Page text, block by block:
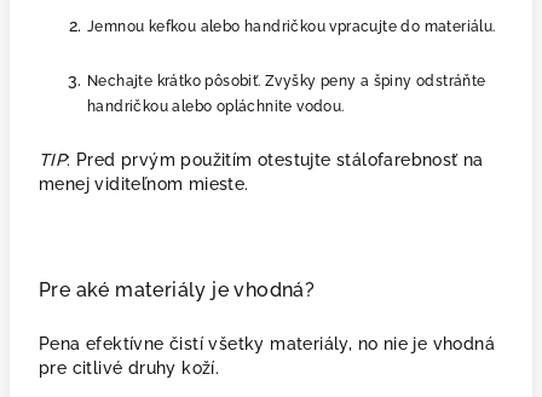
Jemnou kefkou alebo handričkou vpracujte do materiálu.
Nechajte krátko pôsobiť. Zvyšky peny a špiny odstráňte
handričkou alebo opláchnite vodou.
TIP: Pred prvým použitím otestujte stálofarebnosť na
menej viditeľnom mieste.
Pre aké materiály je vhodná?
Pena efektívne čistí všetky materiály, no nie je vhodná
pre citlivé druhy koží.